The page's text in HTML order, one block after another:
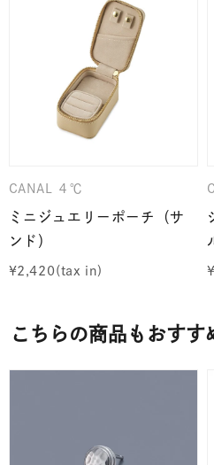
CANAL ４℃
ミニジュエリーポーチ（サ
ンド）
¥2,420 ¥
こちらの商品もおすす